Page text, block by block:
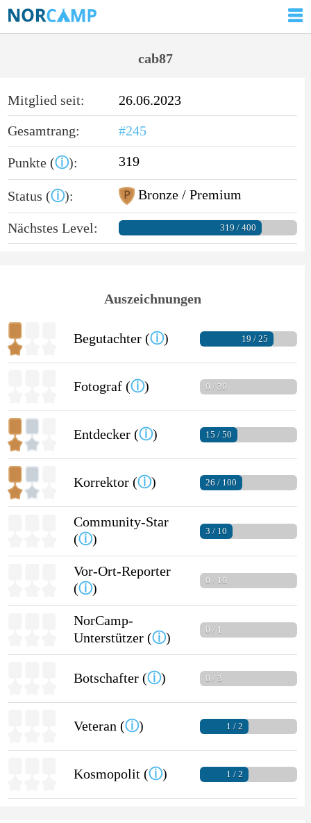
cab87
Mitglied seit:
26.06.2023
Gesamtrang:
#245
Punkte (ⓘ): 319
Status (ⓘ): Bronze / Premium
Nächstes Level: 319 / 400
Auszeichnungen
Begutachter (ⓘ) 19 / 25
Fotograf (ⓘ) 0 / 30
Entdecker (ⓘ) 15 / 50
Korrektor (ⓘ) 26 / 100
Community-Star
(ⓘ)
3 / 10
Vor-Ort-Reporter
(ⓘ)
0 / 10
NorCamp-
Unterstützer (ⓘ)
0 / 1
Botschafter (ⓘ) 0 / 3
Veteran (ⓘ) 1 / 2
Kosmopolit (ⓘ) 1 / 2